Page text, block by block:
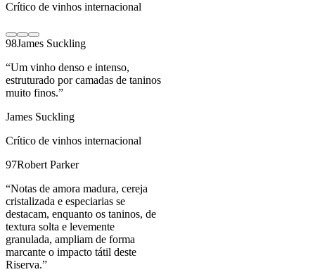
Crítico de vinhos internacional
98James Suckling
“Um vinho denso e intenso,
estruturado por camadas de taninos
muito finos.”
James Suckling
Crítico de vinhos internacional
97Robert Parker
“Notas de amora madura, cereja
cristalizada e especiarias se
destacam, enquanto os taninos, de
textura solta e levemente
granulada, ampliam de forma
marcante o impacto tátil deste
Riserva.”